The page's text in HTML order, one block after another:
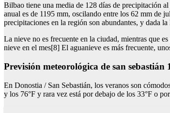
Bilbao tiene una media de 128 días de precipitación
anual es de 1195 mm, oscilando entre los 62 mm de
precipitaciones en la región son abundantes, y dada
La nieve no es frecuente en la ciudad, mientras que
nieve en el mes[8] El aguanieve es más frecuente,
Previsión meteorológica de san sebastián
En Donostia / San Sebastián, los veranos son
y los 76°F y rara vez está por debajo de los 33°F o